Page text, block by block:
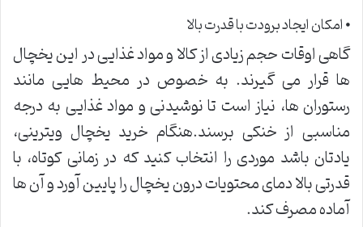
⦁ امکان ایجاد برودت با قدرت بالا
گاهی اوقات حجم زیادی از کالا و مواد غذایی در این یخچال
ها قرار می گیرند. به خصوص در محیط هایی مانند
رستوران ها، نیاز است تا نوشیدنی و مواد غذایی به درجه
مناسبی از خنکی برسند.هنگام خرید یخچال ویترینی،
یادتان باشد موردی را انتخاب کنید که در زمانی کوتاه، با
قدرتی بالا دمای محتویات درون یخچال را پایین آورد و آن ها
آماده مصرف کند.